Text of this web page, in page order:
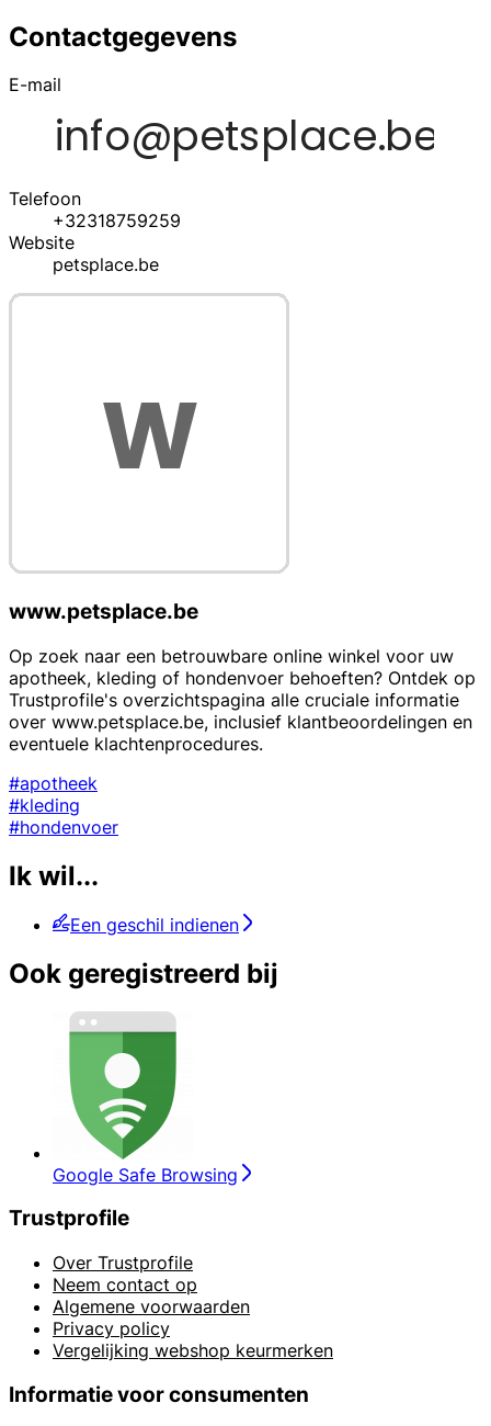
Contactgegevens
E-mail
Telefoon
+32318759259
Website
petsplace.be
www.petsplace.be
Op zoek naar een betrouwbare online winkel voor uw
apotheek, kleding of hondenvoer behoeften? Ontdek op
Trustprofile's overzichtspagina alle cruciale informatie
over www.petsplace.be, inclusief klantbeoordelingen en
eventuele klachtenprocedures.
#apotheek
#kleding
#hondenvoer
Ik wil...
Een geschil indienen
Ook geregistreerd bij
Google Safe Browsing
Trustprofile
Over Trustprofile
Neem contact op
Algemene voorwaarden
Privacy policy
Vergelijking webshop keurmerken
Informatie voor consumenten